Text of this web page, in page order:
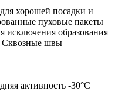
хорошей посадки и
пуховые пакеты
исключения образования
Сквозные швы
активность -30°С